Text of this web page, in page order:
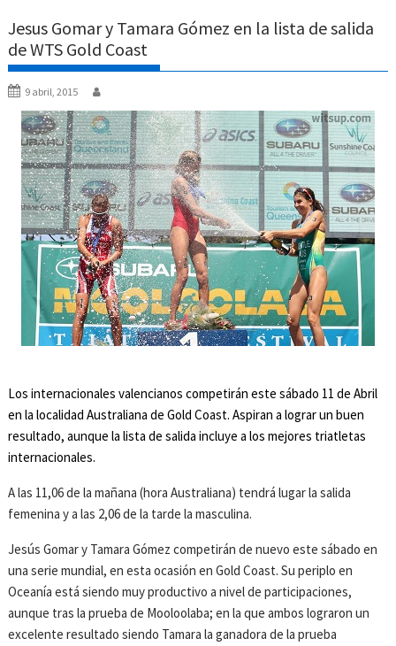
Jesus Gomar y Tamara Gómez en la lista de salida
de WTS Gold Coast
9 abril, 2015
Los internacionales valencianos competirán este sábado 11 de Abril
en la localidad Australiana de Gold Coast. Aspiran a lograr un buen
resultado, aunque la lista de salida incluye a los mejores triatletas
internacionales.
A las 11,06 de la mañana (hora Australiana) tendrá lugar la salida
femenina y a las 2,06 de la tarde la masculina.
Jesús Gomar y Tamara Gómez competirán de nuevo este sábado en
una serie mundial, en esta ocasión en Gold Coast. Su periplo en
Oceanía está siendo muy productivo a nivel de participaciones,
aunque tras la prueba de Mooloolaba; en la que ambos lograron un
excelente resultado siendo Tamara la ganadora de la prueba